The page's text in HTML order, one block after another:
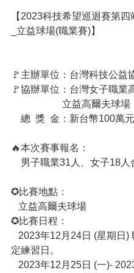
【2023科技希望巡迴賽第
_立益球場(職業賽)】
🚩主辦單位：台灣科技公益
🚩協辦單位：台灣女子職業
                     立益高爾夫球場
    總  獎  金：新台幣100萬元
🔥本次賽事報名：
男子職業31人、女子18
✪比賽地點：
   立益高爾夫球場
✪比賽日程：
定練習日。